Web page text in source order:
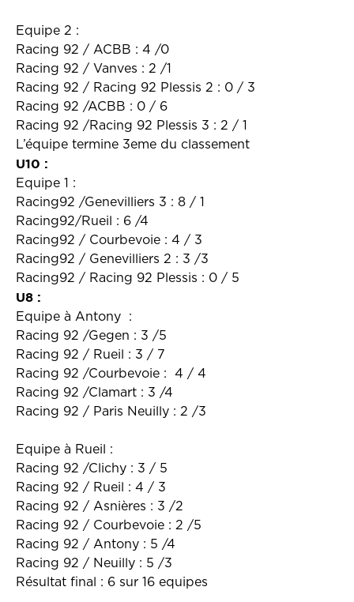
Equipe 2 :
Racing 92 / ACBB : 4 /0
Racing 92 / Vanves : 2 /1
Racing 92 / Racing 92 Plessis 2 : 0 / 3
Racing 92 /ACBB : 0 / 6
Racing 92 /Racing 92 Plessis 3 : 2 / 1
L’équipe termine 3eme du classement
U10 :
Equipe 1 :
Racing92 /Genevilliers 3 : 8 / 1
Racing92/Rueil : 6 /4
Racing92 / Courbevoie : 4 / 3
Racing92 / Genevilliers 2 : 3 /3
Racing92 / Racing 92 Plessis : 0 / 5
U8 :
Equipe à Antony :
Racing 92 /Gegen : 3 /5
Racing 92 / Rueil : 3 / 7
Racing 92 /Courbevoie : 4 / 4
Racing 92 /Clamart : 3 /4
Racing 92 / Paris Neuilly : 2 /3
Equipe à Rueil :
Racing 92 /Clichy : 3 / 5
Racing 92 / Rueil : 4 / 3
Racing 92 / Asnières : 3 /2
Racing 92 / Courbevoie : 2 /5
Racing 92 / Antony : 5 /4
Racing 92 / Neuilly : 5 /3
Résultat final : 6 sur 16 equipes